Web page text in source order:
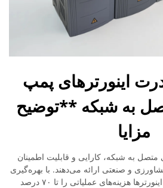
اینورترهای پمپ
به شبکه **توضیح
مزایا
به شبکه، کارایی و قابلیت اطمینان
و صنعتی ارائه می‌دهند. با بهره‌گیری
از انرژی خورشیدی، این اینورترها هزینه‌های عملیاتی را تا ۷۰ درصد